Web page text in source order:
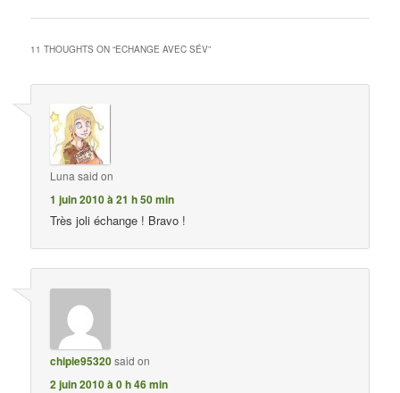
11 THOUGHTS ON “ECHANGE AVEC SÉV”
Luna said on
1 juin 2010 à 21 h 50 min
Très joli échange ! Bravo !
chipie95320said on
2 juin 2010 à 0 h 46 min